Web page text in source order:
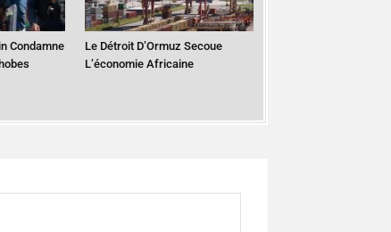
Condamne
Le Détroit D’Ormuz Secoue
L’économie Africaine